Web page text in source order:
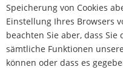
Speicherung von Cookies
Einstellung Ihres Browsers
beachten Sie aber, dass
sämtliche Funktionen
können oder dass es